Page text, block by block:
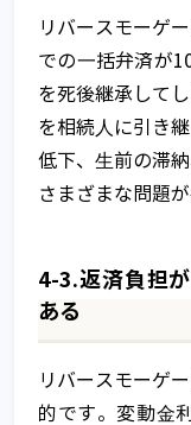
リバースモーゲ
での⼀括弁済が
を死後継承して
を相続⼈に引き
低下、⽣前の滞
さまざまな問題
4-3.返済負担
ある
リバースモーゲ
的です。変動⾦